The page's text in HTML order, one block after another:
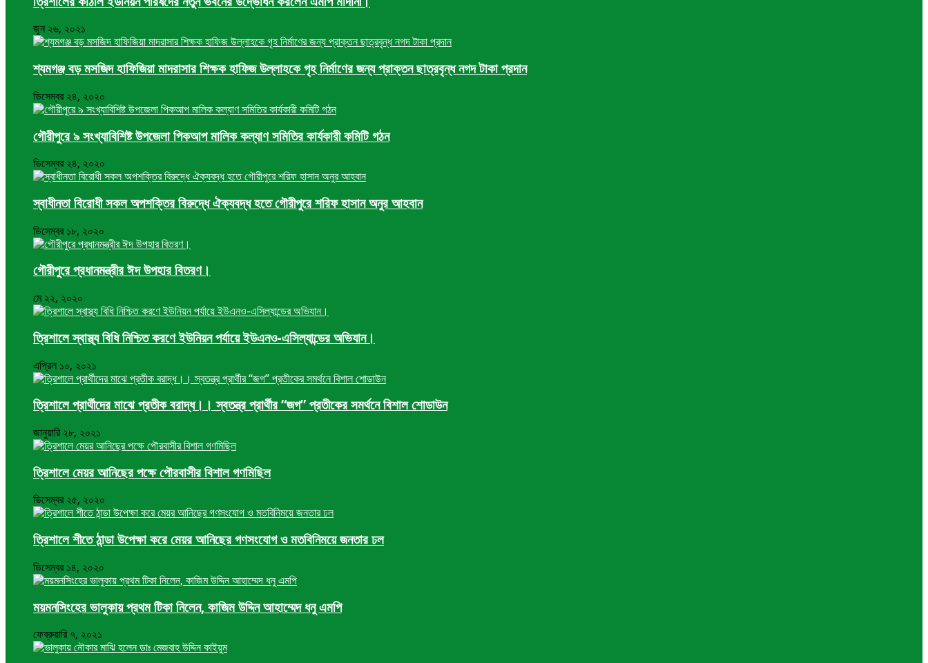
জুন ২৬, ২০২১
শ্যমগঞ্জ বড় মসজিদ হাফিজিয়া মাদরাসার শিক্ষক হাফিজ উল্লাহকে গৃহ নির্মাণের জন্য প্রাক্তন ছাত্রবৃন্ধ নগদ টাকা প্রদান
ডিসেম্বর ২৪, ২০২০
গৌরীপুরে ৯ সংখ্যাবিশিষ্ট উপজেলা পিকআপ মালিক কল্যাণ সমিতির কার্যকারী কমিটি গঠন
ডিসেম্বর ২৪, ২০২০
স্বাধীনতা বিরোধী সকল অপশক্তির বিরুদ্ধে ঐক্যবদ্ধ হতে গৌরীপুরে শরিফ হাসান অনুর আহবান
ডিসেম্বর ১৮, ২০২০
গৌরীপুরে প্রধানমন্ত্রীর ঈদ উপহার বিতরণ।
মে ২২, ২০২০
ত্রিশালে স্বাস্থ্য বিধি নিশ্চিত করণে ইউনিয়ন পর্যায়ে ইউএনও-এসিল্যান্ডের অভিযান।
এপ্রিল ১০, ২০২১
ত্রিশালে প্রার্থীদের মাঝে প্রতীক বরাদ্ধ।। স্বতন্ত্র প্রার্থীর “জগ” প্রতীকের সমর্থনে বিশাল শোডাউন
জানুয়ারি ২৮, ২০২১
ত্রিশালে মেয়র আনিছের পক্ষে পৌরবাসীর বিশাল গণমিছিল
ডিসেম্বর ২৫, ২০২০
ত্রিশালে শীতে ঠান্ডা উপেক্ষা করে মেয়র আনিছের গণসংযোগ ও মতবিনিময়ে জনতার ঢল
ডিসেম্বর ১৪, ২০২০
ময়মনসিংহের ভালুকায় প্রথম টিকা নিলেন, কাজিম উদ্দিন আহাম্মেদ ধনু এমপি
ফেব্রুয়ারি ৭, ২০২১